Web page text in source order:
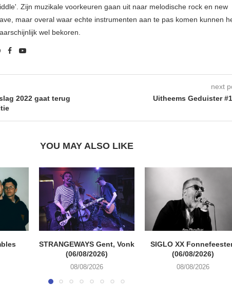
Zijn muzikale voorkeuren gaan uit naar melodische rock en new
maar overal waar echte instrumenten aan te pas komen kunnen
wel bekoren.
2022 gaat terug
next
Uitheems Geduister
YOU MAY ALSO LIKE
STRANGEWAYS Gent, Vonk
(06/08/2026)
08/08/2026
SIGLO XX
(06/08/2026)
08/08/2026